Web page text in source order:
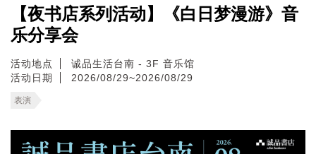
【夜书店系列活动】《白日梦漫游》音
乐分享会
活动地点
诚品生活台南 - 3F 音乐馆
活动日期
2026/08/29~2026/08/29
表演